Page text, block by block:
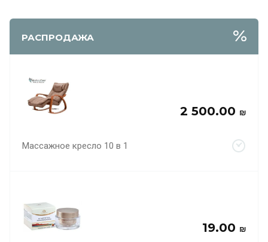
РАСПРОДАЖА
2 500.00 ₪
Массажное кресло 10 в 1
19.00 ₪